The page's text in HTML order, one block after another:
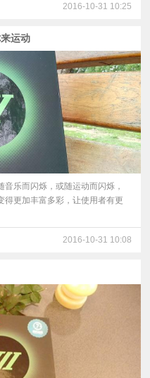
2016-10-31 10:25
运动
乐而闪烁，或随运动而闪烁，
得更加丰富多彩，让使用者有更
2016-10-31 10:08